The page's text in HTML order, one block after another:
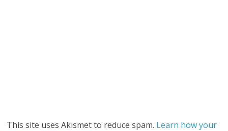
This site uses Akismet to reduce spam. Learn how your